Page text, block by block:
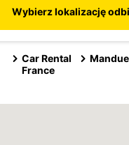
Wybierz lokalizację
Car Rental
France